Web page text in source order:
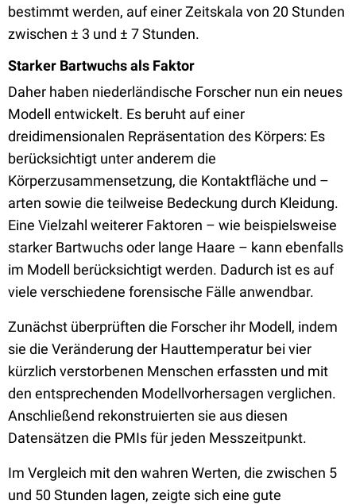
bestimmt werden, auf einer Zeitskala von 20 Stunden
zwischen ± 3 und ± 7 Stunden.
Starker Bartwuchs als Faktor
Daher haben niederländische Forscher nun ein neues
Modell entwickelt. Es beruht auf einer
dreidimensionalen Repräsentation des Körpers: Es
berücksichtigt unter anderem die
Körperzusammensetzung, die Kontaktfläche und –
arten sowie die teilweise Bedeckung durch Kleidung.
Eine Vielzahl weiterer Faktoren – wie beispielsweise
starker Bartwuchs oder lange Haare – kann ebenfalls
im Modell berücksichtigt werden. Dadurch ist es auf
viele verschiedene forensische Fälle anwendbar.
Zunächst überprüften die Forscher ihr Modell, indem
sie die Veränderung der Hauttemperatur bei vier
kürzlich verstorbenen Menschen erfassten und mit
den entsprechenden Modellvorhersagen verglichen.
Anschließend rekonstruierten sie aus diesen
Datensätzen die PMIs für jeden Messzeitpunkt.
Im Vergleich mit den wahren Werten, die zwischen 5
und 50 Stunden lagen, zeigte sich eine gute